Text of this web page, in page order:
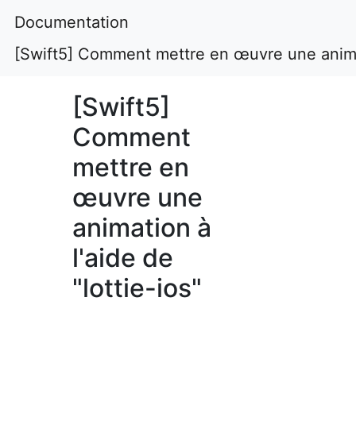
Documentation
[Swift5] Comment mettre en œuvre une
[Swift5]
Comment
mettre en
œuvre une
animation à
l'aide de
"lottie-ios"